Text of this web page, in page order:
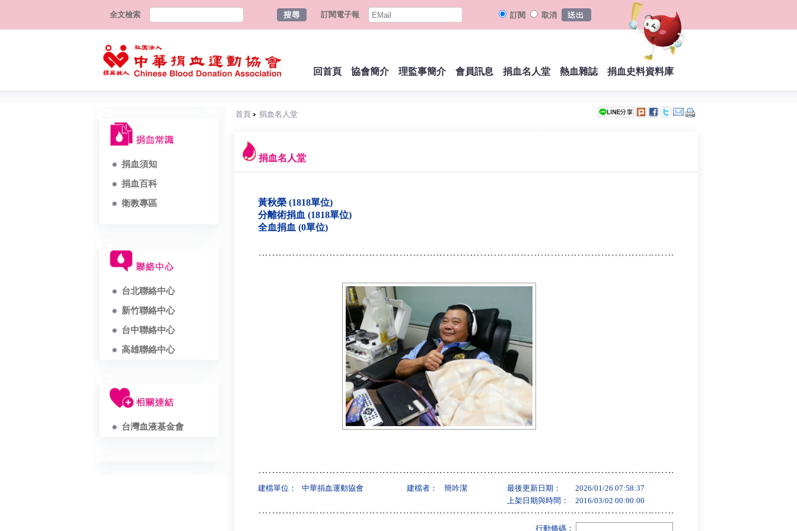
全文檢索 訂閱電子報 訂閱 取消
回首頁 協會簡介 理監事簡介 會員訊息 捐血名人堂 熱血雜誌 捐血史料資料庫
捐血須知
捐血百科
衛教專區
台北聯絡中心
新竹聯絡中心
台中聯絡中心
高雄聯絡中心
台灣血液基金會
首頁 捐血名人堂
捐血名人堂
黃秋榮 (1818單位)
分離術捐血 (1818單位)
全血捐血 (0單位)
建檔單位： 中華捐血運動協會 建檔者： 簡吟潔 最後更新日期：
2026/01/26 07:58:37
上架日期與時間：
2016/03/02 00:00:00
行動條碼：